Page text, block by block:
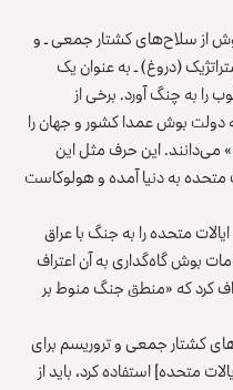
از سلاح‌های کشتار جمعی ـ و
(دروغ) ـ به عنوان یک
را به چنگ آورد. برخی از
دولت بوش عمدا کشور و جهان را
می‌دانند. این حرف مثل این
متحده به دنیا آمده و هولوکاست
متحده را به جنگ با عراق
بوش گاه‌گداری به آن اعتراف
داگلاس فیث در سال 2006 اعتراف کرد که «منطق جنگ منوط بر
کشتار جمعی و تروریسم برای
متحده] استفاده کرد، باید از